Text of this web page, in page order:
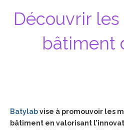
Découvrir
bâtiment
Batylabvise à promouvoir les
bâtiment en valorisant